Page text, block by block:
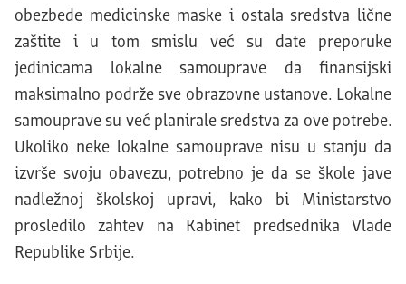
obezbede medicinske maske i ostala sredstva lične
zaštite i u tom smislu već su date preporuke
jedinicama lokalne samouprave da finansijski
maksimalno podrže sve obrazovne ustanove. Lokalne
samouprave su već planirale sredstva za ove potrebe.
Ukoliko neke lokalne samouprave nisu u stanju da
izvrše svoju obavezu, potrebno je da se škole jave
nadležnoj školskoj upravi, kako bi Ministarstvo
prosledilo zahtev na Kabinet predsednika Vlade
Republike Srbije.